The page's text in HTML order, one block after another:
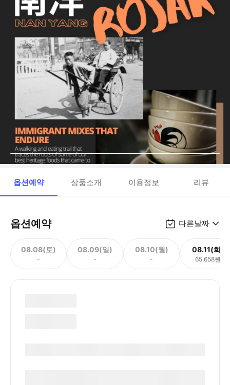
옵션예약 상품소개 이용정보 리뷰
옵션예약 다른날짜
08.08(토)
-
08.09(일)
-
08.10(월)
-
08.11(화)
65,658원